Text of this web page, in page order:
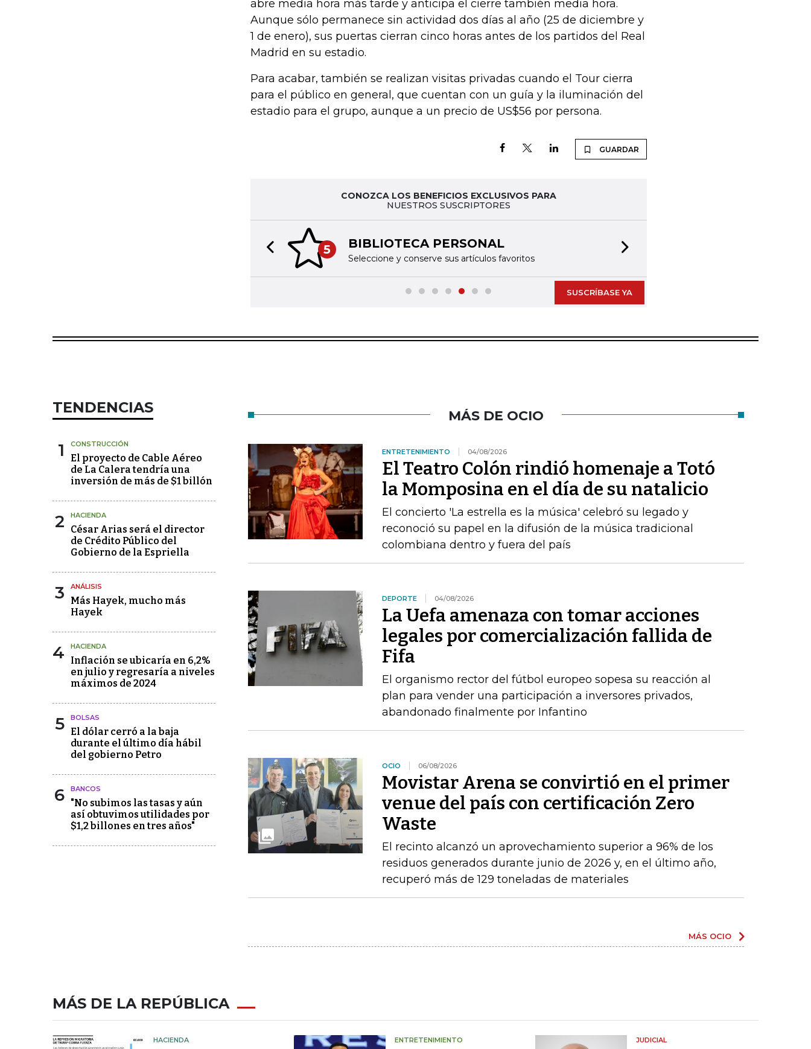
abre media hora más tarde y anticipa el cierre también media hora.
Aunque sólo permanece sin actividad dos días al año (25 de diciembre y
1 de enero), sus puertas cierran cinco horas antes de los partidos del Real
Madrid en su estadio.
Para acabar, también se realizan visitas privadas cuando el Tour cierra
para el público en general, que cuentan con un guía y la iluminación del
estadio para el grupo, aunque a un precio de US$56 por persona.
GUARDAR
CONOZCA LOS BENEFICIOS EXCLUSIVOS PARA
NUESTROS SUSCRIPTORES
5 BIBLIOTECA PERSONAL
Seleccione y conserve sus artículos favoritos
Previous slide
SUSCRÍBASE YA
TENDENCIAS
1 CONSTRUCCIÓN
El proyecto de Cable Aéreo
de La Calera tendría una
inversión de más de $1 billón
2 HACIENDA
César Arias será el director
de Crédito Público del
Gobierno de la Espriella
3 ANÁLISIS
Más Hayek, mucho más
Hayek
4 HACIENDA
Inflación se ubicaría en 6,2%
en julio y regresaría a niveles
máximos de 2024
5 BOLSAS
El dólar cerró a la baja
durante el último día hábil
del gobierno Petro
6 BANCOS
"No subimos las tasas y aún
así obtuvimos utilidades por
$1,2 billones en tres años"
MÁS DE OCIO
ENTRETENIMIENTO 04/08/2026
El Teatro Colón rindió homenaje a Totó
la Momposina en el día de su natalicio
El concierto 'La estrella es la música' celebró su legado y
reconoció su papel en la difusión de la música tradicional
colombiana dentro y fuera del país
DEPORTE 04/08/2026
La Uefa amenaza con tomar acciones
legales por comercialización fallida de
Fifa
El organismo rector del fútbol europeo sopesa su reacción al
plan para vender una participación a inversores privados,
abandonado finalmente por Infantino
OCIO 06/08/2026
Movistar Arena se convirtió en el primer
venue del país con certificación Zero
Waste
El recinto alcanzó un aprovechamiento superior a 96% de los
residuos generados durante junio de 2026 y, en el último año,
recuperó más de 129 toneladas de materiales
MÁS OCIO
MÁS DE LA REPÚBLICA
HACIENDA ENTRETENIMIENTO JUDICIAL